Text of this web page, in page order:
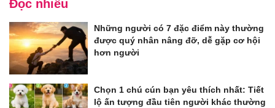
Đọc nhiều
Những người có 7 đặc điểm này thường
được quý nhân nâng đỡ, dễ gặp cơ hội
hơn người
Chọn 1 chú cún bạn yêu thích nhất: Tiết
lộ ấn tượng đầu tiên người khác thường